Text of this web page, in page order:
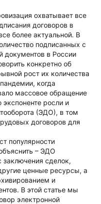
охватывает все
договоров в
более актуальной. В
подписанных с
документов в России
конкретно об
рост их количества
когда
массовое обращение
росли и
(ЭДО), в том
договоров для
популярности
– ЭДО
заключения сделок,
ценные ресурсы, а
и
В этой статье мы
электронной